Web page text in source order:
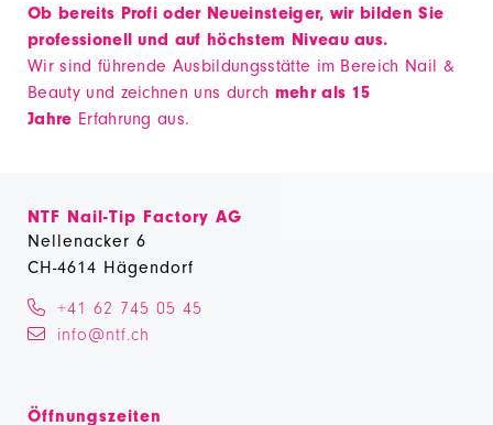
Ob bereits Profi oder Neueinsteiger, wir bilden Sie
professionell und auf höchstem Niveau aus.
Wir sind führende Ausbildungsstätte im Bereich Nail &
Beauty und zeichnen uns durch mehr als 15
Jahre Erfahrung aus.
NTF Nail-Tip Factory AG
Nellenacker 6
CH-4614 Hägendorf
+41 62 745 05 45
info@ntf.ch
Öffnungszeiten